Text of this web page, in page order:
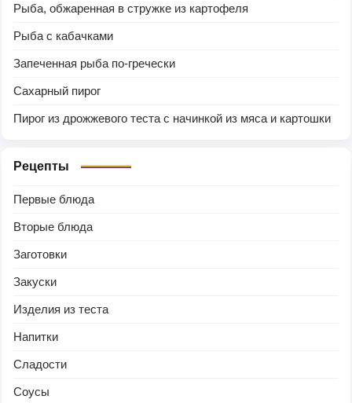
Рыба, обжаренная в стружке из картофеля
Рыба с кабачками
Запеченная рыба по-гречески
Сахарный пирог
Пирог из дрожжевого теста с начинкой из мяса и картошки
Рецепты
Первые блюда
Вторые блюда
Заготовки
Закуски
Изделия из теста
Напитки
Сладости
Соусы